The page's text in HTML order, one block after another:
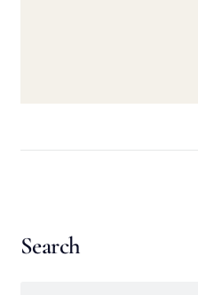
Search